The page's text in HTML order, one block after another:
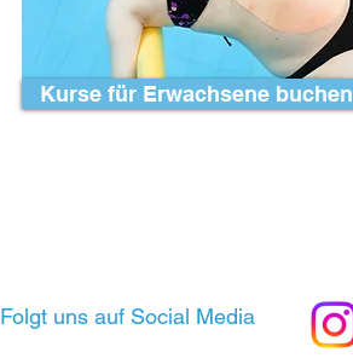
Kurse für Erwachsene buchen
Folgt uns auf Social Media